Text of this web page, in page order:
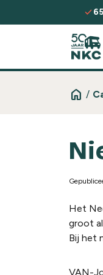
Spring naar de inhoud
check
home /
Het
groot
Bij het
VAN-